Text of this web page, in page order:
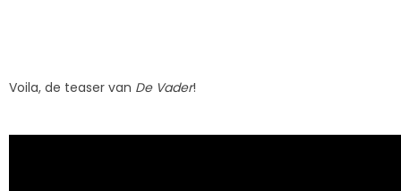
Voila, de teaser van De Vader!